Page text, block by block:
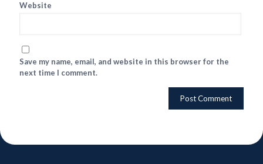
Website
Save my name, email, and website in this browser for the
next time I comment.